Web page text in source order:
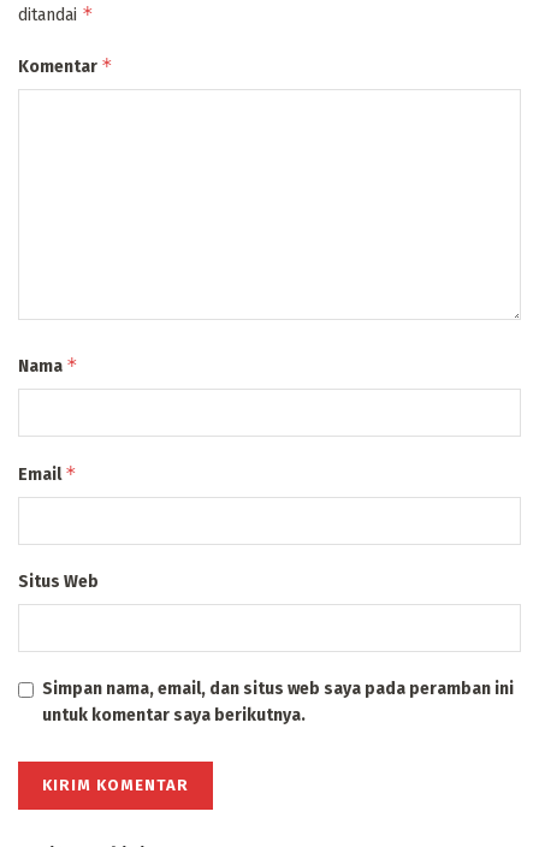
ditandai *
Komentar *
Nama *
Email*
Situs Web
Simpan nama, email, dan situs web saya pada peramban ini
untuk komentar saya berikutnya.